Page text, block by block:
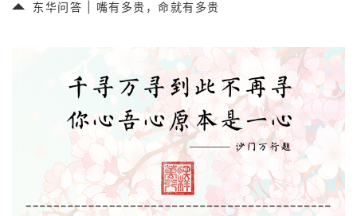
东华问答 | 嘴有多贵，命就有多贵